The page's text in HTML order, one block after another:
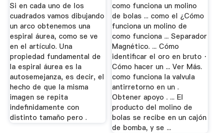
Si en cada uno de los
cuadrados vamos dibujando
un arco obtenemos una
espiral áurea, como se ve
en el artículo. Una
propiedad fundamental de
la espiral áurea es la
autosemejanza, es decir, el
hecho de que la misma
imagen se repita
indefinidamente con
distinto tamaño pero .
como funciona un molino
de bolas ... como el ¿Cómo
funciona un molino de
como funciona ... Separador
Magnético. ... Cómo
identificar el oro en bruto ·
Cómo hacer un ... Ver Más.
como funciona la valvula
antirretorno en un .
Obtener apoyo . ... El
producto del molino de
bolas se recibe en un cajón
de bomba, y se ...